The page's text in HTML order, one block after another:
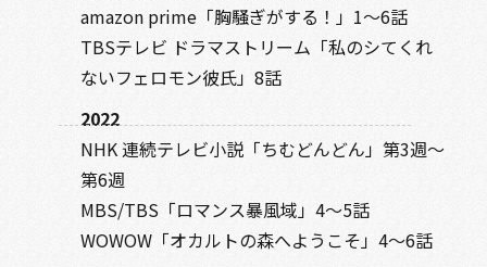
amazon prime「胸騒ぎがする！」1～6話
TBSテレビ ドラマストリーム「私のシてくれ
ないフェロモン彼氏」8話
2022
NHK 連続テレビ小説「ちむどんどん」第3週～
第6週
MBS/TBS「ロマンス暴風域」4～5話
WOWOW「オカルトの森へようこそ」4～6話